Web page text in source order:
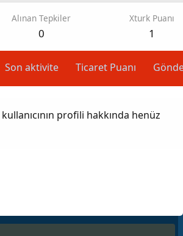
Alınan Tepkiler
0
Xturk Puanı
1
Son aktivite Ticaret Puanı
profili hakkında henüz